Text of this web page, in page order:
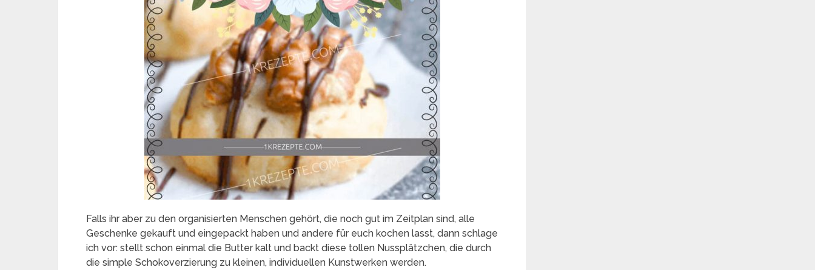
Falls ihr aber zu den organisierten Menschen gehört, die noch gut im Zeitplan sind, alle
Geschenke gekauft und eingepackt haben und andere für euch kochen lasst, dann schlage
ich vor: stellt schon einmal die Butter kalt und backt diese tollen Nussplätzchen, die durch
die simple Schokoverzierung zu kleinen, individuellen Kunstwerken werden.